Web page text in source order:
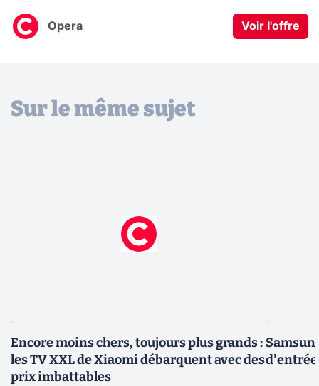
Opera Voir l'offre
Sur le même sujet
Encore moins chers, toujours plus grands :
les TV XXL de Xiaomi débarquent avec des
prix imbattables
d'entrée